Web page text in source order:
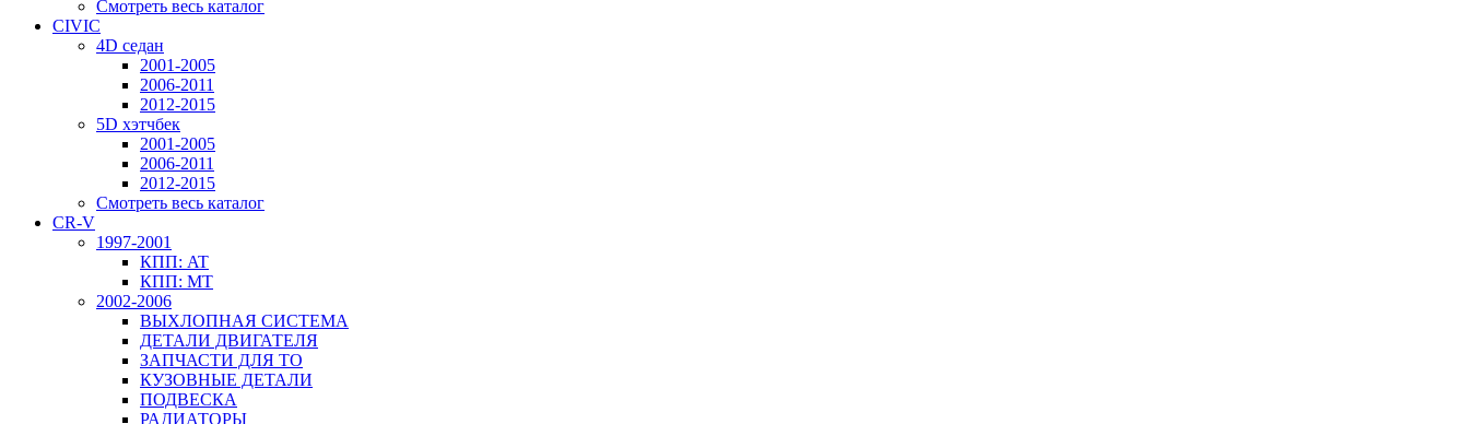
Смотреть весь каталог
CIVIC
4D седан
2001-2005
2006-2011
2012-2015
5D хэтчбек
2001-2005
2006-2011
2012-2015
Смотреть весь каталог
CR-V
1997-2001
КПП: AT
КПП: MT
2002-2006
ВЫХЛОПНАЯ СИСТЕМА
ДЕТАЛИ ДВИГАТЕЛЯ
ЗАПЧАСТИ ДЛЯ ТО
КУЗОВНЫЕ ДЕТАЛИ
ПОДВЕСКА
РАДИАТОРЫ